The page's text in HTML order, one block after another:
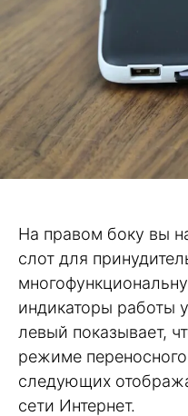
На правом боку вы
слот для
индикаторы работы
левый показывает,
режиме
следующих
сети Интернет.